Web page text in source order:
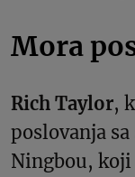
Mora
Rich Taylor,
poslovanja
Ningbou, koji